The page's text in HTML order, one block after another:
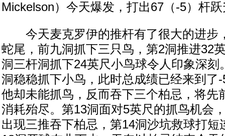
Mickelson）今天爆发，打出67（-5）杆
今天麦克罗伊的推杆有了很大的进步
蛇尾，前九洞抓下三只鸟，第2洞推进32
洞三杆洞抓下24英尺小鸟球令人印象深刻
洞稳稳抓下小鸟，此时总成绩已经来到了
他却未能抓鸟，反而吞下三个柏忌，将先
消耗殆尽。第13洞面对5英尺的抓鸟机会
出现三推吞下柏忌，第14洞沙坑救球打短